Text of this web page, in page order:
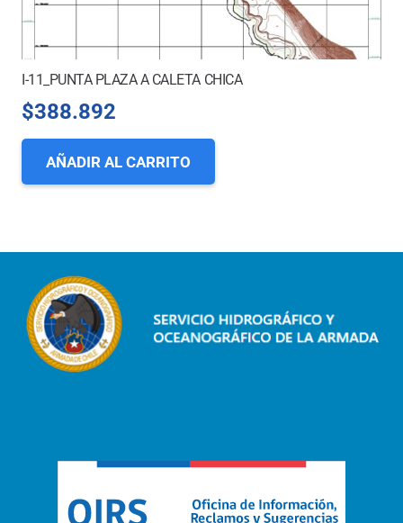
I-11_PUNTA PLAZA A CALETA CHICA
$388.892
AÑADIR AL CARRITO